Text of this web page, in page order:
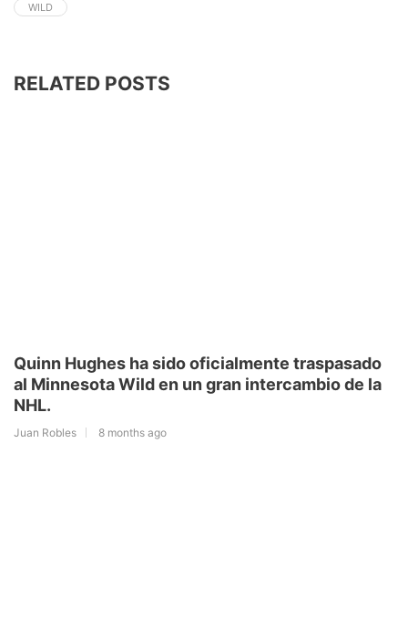
WILD
RELATED POSTS
Quinn Hughes ha sido oficialmente traspasado
al Minnesota Wild en un gran intercambio de la
NHL.
Juan Robles 8 months ago